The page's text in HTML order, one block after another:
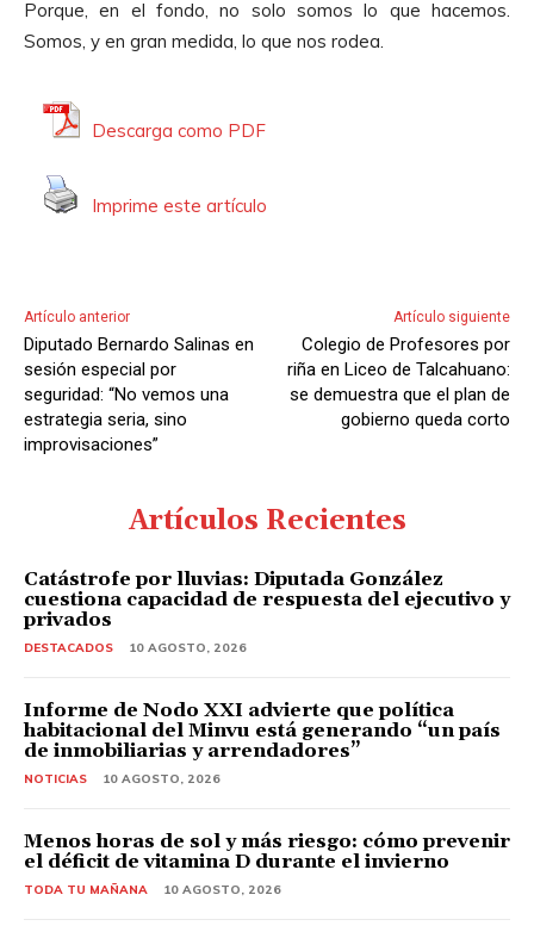
Porque, en el fondo, no solo somos lo que hacemos.
Somos, y en gran medida, lo que nos rodea.
Descarga como PDF
Imprime este artículo
Artículo anterior
Diputado Bernardo Salinas en
sesión especial por
seguridad: “No vemos una
estrategia seria, sino
improvisaciones”
Artículo siguiente
Colegio de Profesores por
riña en Liceo de Talcahuano:
se demuestra que el plan de
gobierno queda corto
Artículos Recientes
Catástrofe por lluvias: Diputada González
cuestiona capacidad de respuesta del ejecutivo y
privados
DESTACADOS 10 AGOSTO, 2026
Informe de Nodo XXI advierte que política
habitacional del Minvu está generando “un país
de inmobiliarias y arrendadores”
NOTICIAS 10 AGOSTO, 2026
Menos horas de sol y más riesgo: cómo prevenir
el déficit de vitamina D durante el invierno
TODA TU MAÑANA 10 AGOSTO, 2026